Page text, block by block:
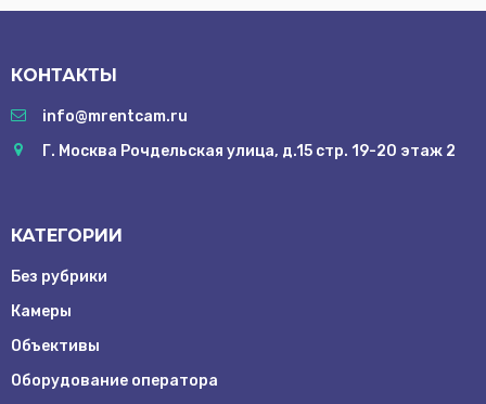
КОНТАКТЫ
info@mrentcam.ru
Г. Москва Рочдельская улица, д.15 стр. 19-20 этаж 2
КАТЕГОРИИ
Без рубрики
Камеры
Объективы
Оборудование оператора